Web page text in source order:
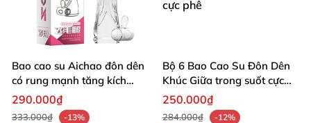
Bao cao su Aichao đôn dên
có rung mạnh tăng kích
thước dương vật kích thích
khoái cảm
290.000₫
333.000₫
-13%
Bộ 6 Bao Cao Su Đôn Dên
Khúc Giữa trong suốt cực
phê
250.000₫
284.000₫
-12%